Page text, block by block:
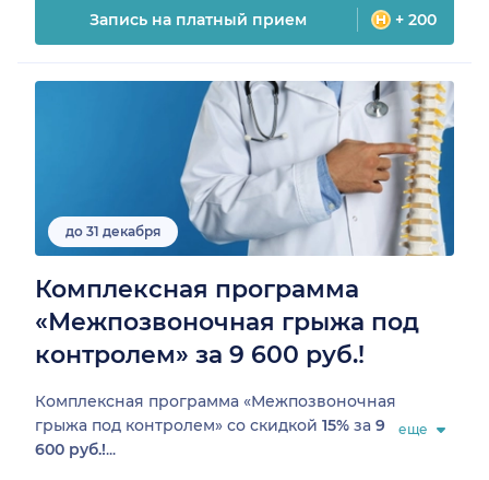
Запись на платный прием + 200
до 31 декабря
Комплексная программа
«Межпозвоночная грыжа под
контролем» за 9 600 руб.!
Комплексная программа «Межпозвоночная
грыжа под контролем» со скидкой 15% за 9
600 руб.!...
еще